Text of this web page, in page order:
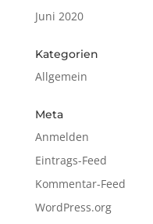
Juni 2020
Kategorien
Allgemein
Meta
Anmelden
Eintrags-Feed
Kommentar-Feed
WordPress.org